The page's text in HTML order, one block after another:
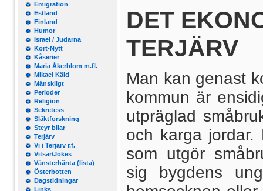
Emigration
Estland
Finland
Humor
Israel / Judarna
Kort-Nytt
Kåserier
Maria Åkerblom m.fl.
Mikael Käld
Mänskligt
Perioder
Religion
Sekretess
Släktforskning
Steyr bilar
Terjärv
Vi i Terjärv r.f.
Vitsar/Jokes
Vänsterhänta (lista)
Österbotten
Dagstidningar
Links
DET
TERJÄRV
Man kan genast
kommun är
utpräglad
och karga jordar.
som utgör
sig bygdens